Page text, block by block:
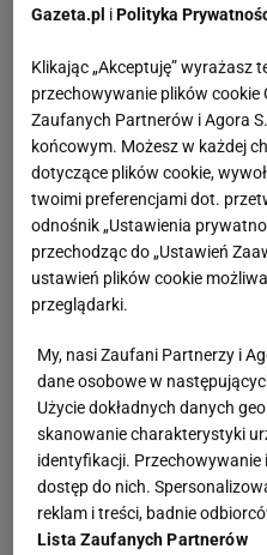
Gazeta.pl iPolityka
Klikając „Akceptuję” wyrażasz
przechowywanie plików cookie
Zaufanych Partnerów i Agora
końcowym. Możesz w każdej
dotyczące plików cookie,
twoimi preferencjami dot.
odnośnik „Ustawienia
przechodząc do „Ustawień
ustawień plików cookie
przeglądarki.
My, nasi Zaufani Partnerzy i
dane osobowe w
Użycie dokładnych danych
skanowanie charakterystyki
identyfikacji.
dostęp do nich.
reklam i treści, badnie
Lista Zaufanych Partnerów